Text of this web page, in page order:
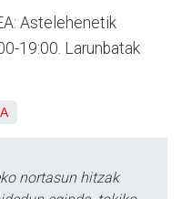
Astelehenetik
19:00. Larunbatak
nortasun hitzak